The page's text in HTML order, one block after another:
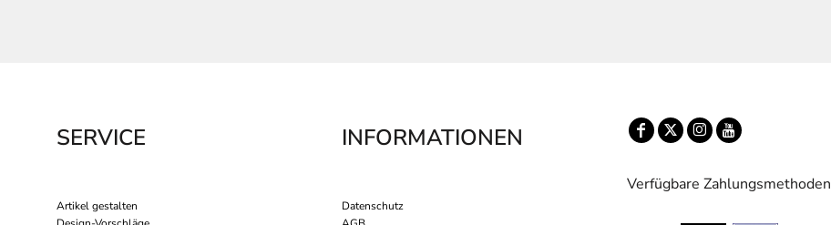
SERVICE
Artikel gestalten
INFORMATIONEN
Datenschutz
Verfügbare Zahlungsmethoden